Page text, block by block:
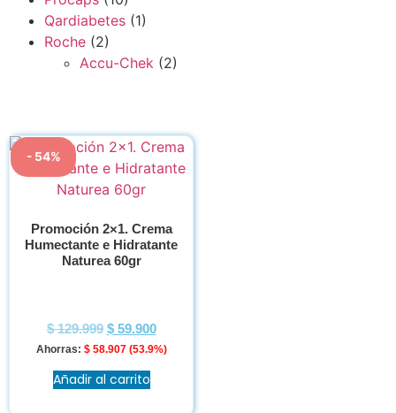
Qardiabetes (1)
Roche (2)
Accu-Chek (2)
- 54%
Promoción 2×1. Crema
Humectante e Hidratante
Naturea 60gr
$129.999 $59.900
Ahorras: $58.907 (53.9%)
Añadir al carrito